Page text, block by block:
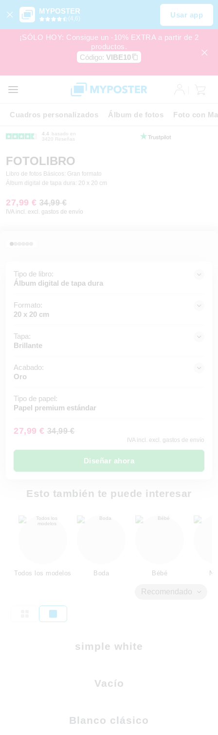
MYPOSTER
(4,6) Usar app
¡SÓLO HOY: Consigue un -10% EXTRA a partir de 2
productos.
Código: VIBE10
Cuadros personalizados Álbum de fotos Foto con
4.4
basado en
3420 Reseñas
FOTOLIBRO
Libro de fotos Básicos: Gran formato
Álbum digital de tapa dura: 20 x 20 cm
27,99 € 34,99 €
IVA incl. excl. gastos de envío
Tipo de libro:
Álbum digital de tapa dura
Formato:
20 x 20 cm
Tapa:
Brillante
Acabado:
Oro
Tipo de papel:
Papel premium estándar
27,99 € 34,99 €
IVA incl. excl. gastos de envío
Diseñar ahora
Esto también te puede interesar
Todos los modelos Boda Bébé
Recomendado
simple white
Vacío
Blanco clásico